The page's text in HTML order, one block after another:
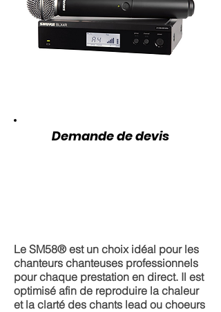
Demande de devis
Le SM58® est un choix idéal pour les
chanteurs chanteuses professionnels
pour chaque prestation en direct. Il est
optimisé afin de reproduire la chaleur
et la clarté des chants lead ou choeurs